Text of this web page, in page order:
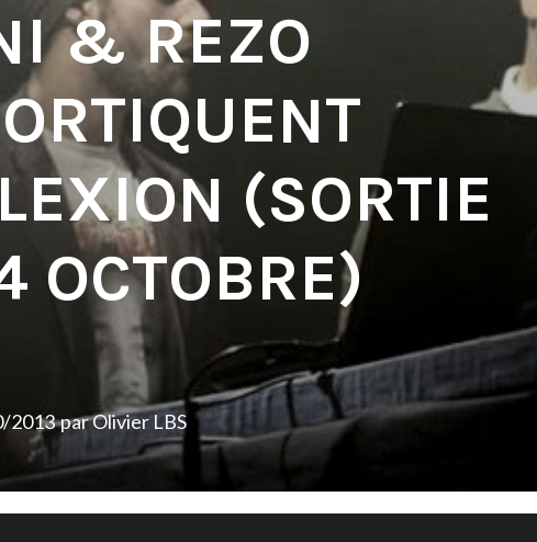
& REZO
(SORTIE
OCTOBRE)
2013 parOlivier LBS